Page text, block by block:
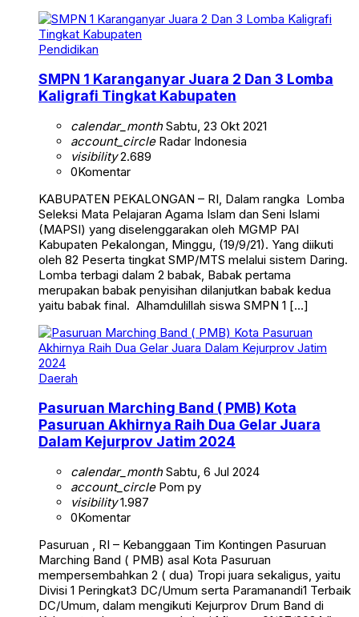
Pendidikan
SMPN 1 Karanganyar Juara 2 Dan 3 Lomba
Kaligrafi Tingkat Kabupaten
calendar_monthSabtu, 23 Okt 2021
account_circleRadar Indonesia
visibility2.689
0Komentar
KABUPATEN PEKALONGAN – RI, Dalam rangka Lomba
Seleksi Mata Pelajaran Agama Islam dan Seni Islami
(MAPSI) yang diselenggarakan oleh MGMP PAI
Kabupaten Pekalongan, Minggu, (19/9/21). Yang diikuti
oleh 82 Peserta tingkat SMP/MTS melalui sistem Daring.
Lomba terbagi dalam 2 babak, Babak pertama
merupakan babak penyisihan dilanjutkan babak kedua
yaitu babak final. Alhamdulillah siswa SMPN 1 […]
Daerah
Pasuruan Marching Band ( PMB) Kota
Pasuruan Akhirnya Raih Dua Gelar Juara
Dalam Kejurprov Jatim 2024
calendar_monthSabtu, 6 Jul 2024
account_circlePom py
visibility1.987
0Komentar
Pasuruan , RI – Kebanggaan Tim Kontingen Pasuruan
Marching Band ( PMB) asal Kota Pasuruan
mempersembahkan 2 ( dua) Tropi juara sekaligus, yaitu
Divisi 1 Peringkat3 DC/Umum serta Paramanandi1 Terbaik
DC/Umum, dalam mengikuti Kejurprov Drum Band di